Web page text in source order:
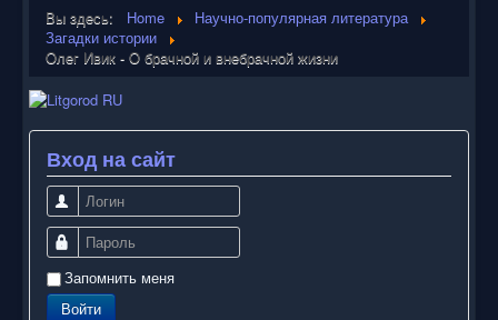
Вы здесь: Home
Научно-популярная литература
Загадки истории
Олег Ивик - О брачной и внебрачной жизни
Вход на сайт
Логин
Пароль
Запомнить меня
Войти